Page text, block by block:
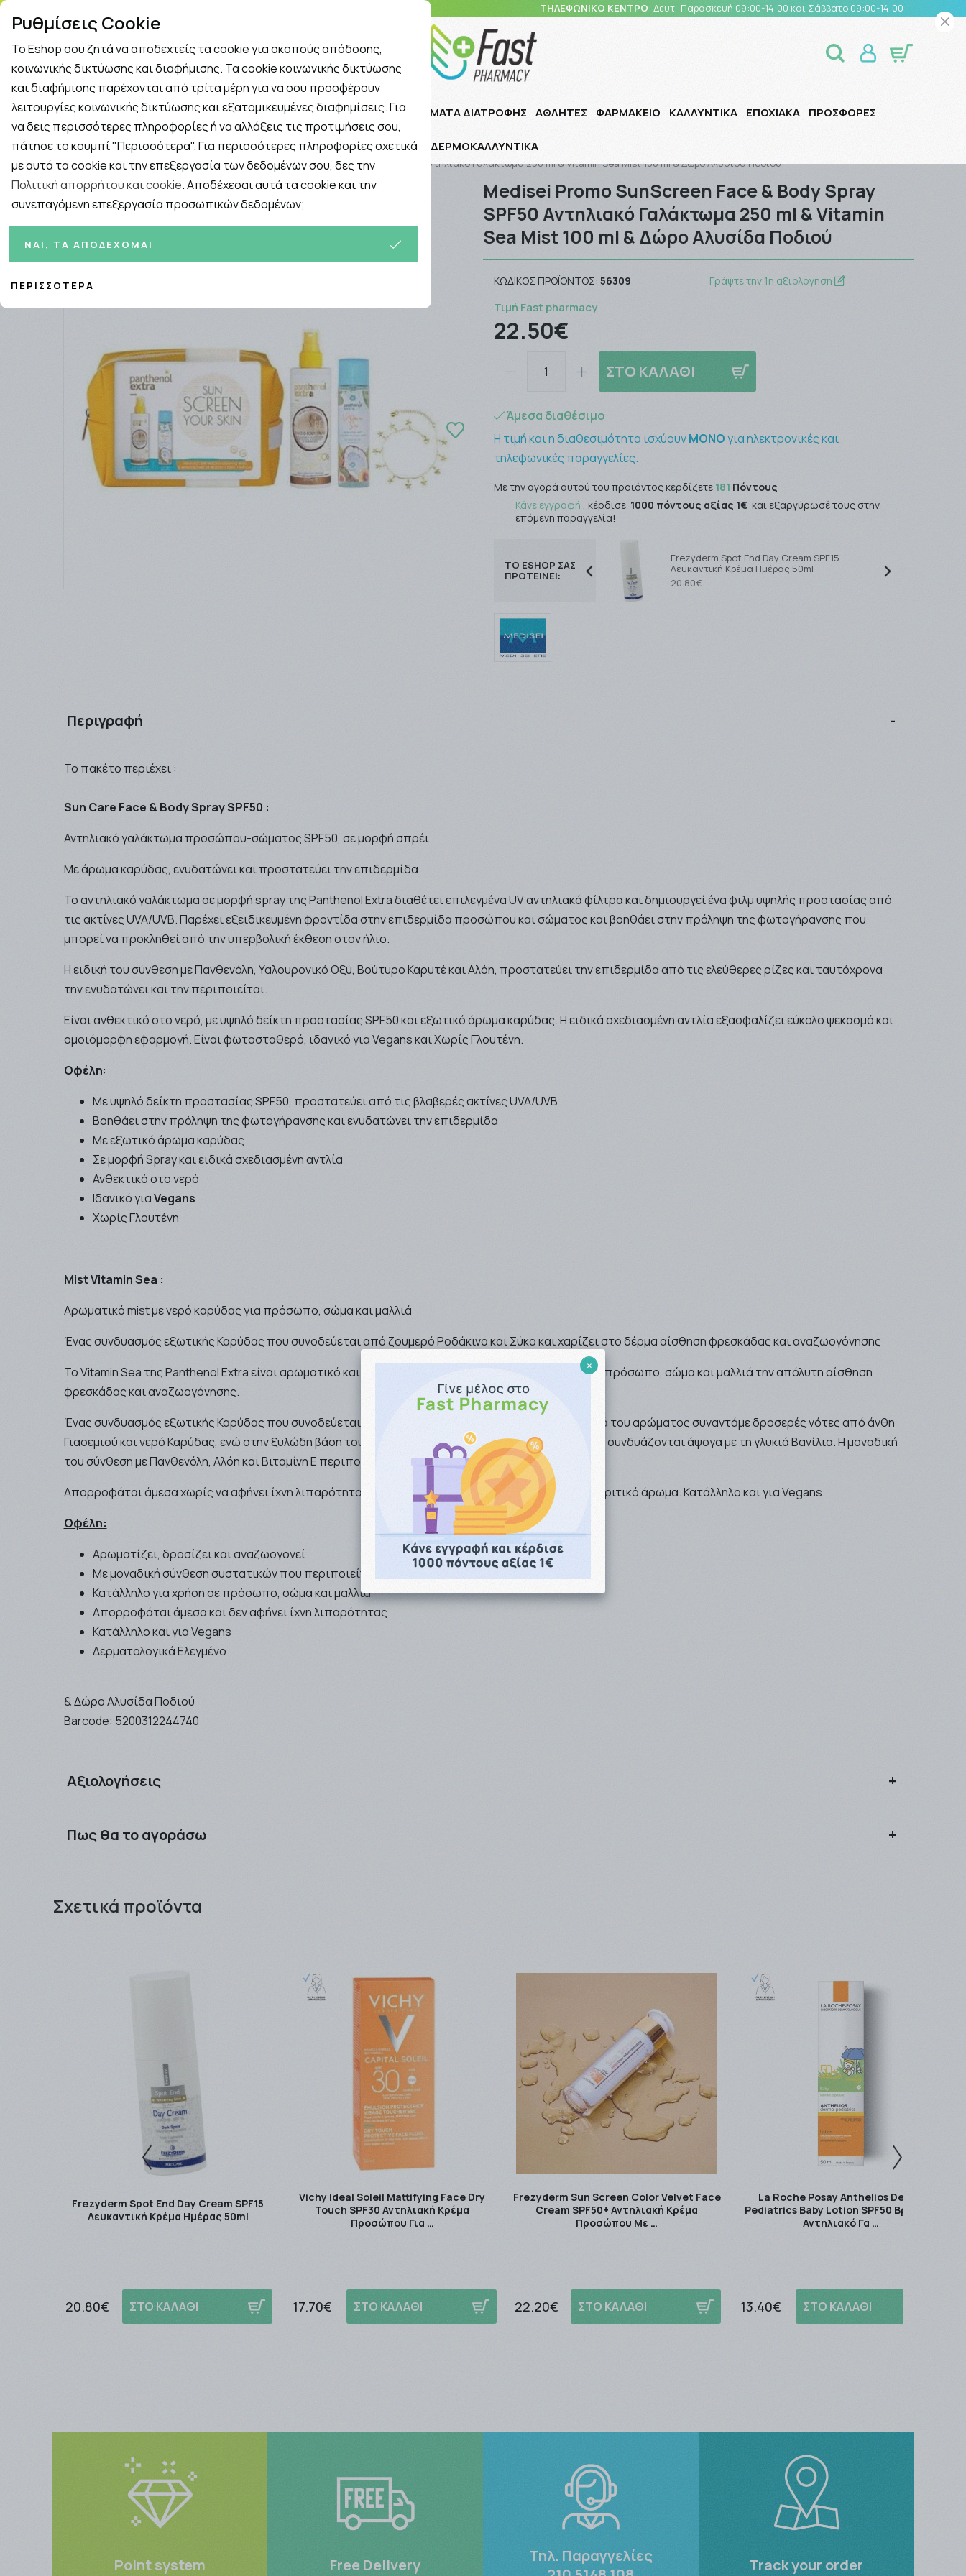
ΤΗΛΕΦΩΝΙΚΟ ΚΕΝΤΡΟ: Δευτ.-Παρασκευή 09:00-14:00 και Σάββατο 09:00-14:00
Rapid Test Γρίπη - Κρυολόγημα
Εταιρείες ΓΥΝΑΙΚΑ ΑΝΔΡΑΣ ΜΗΤΕΡΑ ΚΑΙ ΠΑΙΔΙ ΣΥΜΠΛΗΡΩΜΑΤΑ ΔΙΑΤΡΟΦΗΣ ΑΘΛΗΤΕΣ ΦΑΡΜΑΚΕΙΟ ΚΑΛΛΥΝΤΙΚΑ ΕΠΟΧΙΑΚΑ ΠΡΟΣΦΟΡΕΣ
ΔΕΡΜΟΚΑΛΛΥΝΤΙΚΑ
Αρχική / Εταιρίες / Medisei /Medisei Promo SunScreen Face & Body Spray SPF50 Αντηλιακό Γαλάκτωμα 250 ml & Vitamin Sea Μist 100 ml & Δώρο Αλυσίδα Ποδιού
Medisei Promo SunScreen Face & Body Spray
SPF50 Αντηλιακό Γαλάκτωμα 250 ml & Vitamin
Sea Μist 100 ml & Δώρο Αλυσίδα Ποδιού
ΚΩΔΙΚΌΣ ΠΡΟΪΌΝΤΟΣ: 56309 Γράψτε την 1η αξιολόγηση
Τιμή Fast pharmacy
22.50€
ΣΤΟ ΚΑΛΑΘΙ
Άμεσα διαθέσιμο
Η τιμή και η διαθεσιμότητα ισχύουνΜΟΝΟγια ηλεκτρονικές και
τηλεφωνικές παραγγελίες.
Με την αγορά αυτού του προϊόντος κερδίζετε 181 Πόντους
Κάνε εγγραφή , κέρδισε 1000 πόντους αξίας 1€ και εξαργύρωσέ τους στην
επόμενη παραγγελία!
ΤΟ ESHOP ΣΑΣ
ΠΡΟΤΕΙΝΕΙ:
Frezyderm Spot End Day Cream SPF15
Λευκαντική Κρέμα Ημέρας 50ml
20.80€
Περιγραφή
Το πακέτο περιέχει :
Sun Care Face & Body Spray SPF50 :
Αντηλιακό γαλάκτωμα προσώπου-σώματος SPF50, σε μορφή σπρέι
Με άρωμα καρύδας, ενυδατώνει και προστατεύει την επιδερμίδα
Το αντηλιακό γαλάκτωμα σε μορφή spray της Panthenol Extra διαθέτει επιλεγμένα UV αντηλιακά φίλτρα και δημιουργεί ένα φιλμ υψηλής προστασίας από
τις ακτίνες UVA/UVB. Παρέχει εξειδικευμένη φροντίδα στην επιδερμίδα προσώπου και σώματος και βοηθάει στην πρόληψη της φωτογήρανσης που
μπορεί να προκληθεί από την υπερβολική έκθεση στον ήλιο.
Η ειδική του σύνθεση με Πανθενόλη, Υαλουρονικό Οξύ, Βούτυρο Καρυτέ και Αλόη, προστατεύει την επιδερμίδα από τις ελεύθερες ρίζες και ταυτόχρονα
την ενυδατώνει και την περιποιείται.
Είναι ανθεκτικό στο νερό, με υψηλό δείκτη προστασίας SPF50 και εξωτικό άρωμα καρύδας. Η ειδικά σχεδιασμένη αντλία εξασφαλίζει εύκολο ψεκασμό και
ομοιόμορφη εφαρμογή. Είναι φωτοσταθερό, ιδανικό για Vegans και Χωρίς Γλουτένη.
Οφέλη:
Με υψηλό δείκτη προστασίας SPF50, προστατεύει από τις βλαβερές ακτίνες UVA/UVB
Βοηθάει στην πρόληψη της φωτογήρανσης και ενυδατώνει την επιδερμίδα
Με εξωτικό άρωμα καρύδας
Σε μορφή Spray και ειδικά σχεδιασμένη αντλία
Ανθεκτικό στο νερό
Ιδανικό γιαVegans
Χωρίς Γλουτένη
Mist Vitamin Sea :
Αρωματικό mist με νερό καρύδας για πρόσωπο, σώμα και μαλλιά
Ένας συνδυασμός εξωτικής Καρύδας που συνοδεύεται από ζουμερό Ροδάκινο και Σύκο και χαρίζει στο δέρμα αίσθηση φρεσκάδας και αναζωογόνησης
Το Vitamin Sea της Panthenol Extra είναι αρωματικό και ταυτόχρονα δροσιστικό mist που χαρίζει σε πρόσωπο, σώμα και μαλλιά την απόλυτη αίσθηση
φρεσκάδας και αναζωογόνησης.
Ένας συνδυασμός εξωτικής Καρύδας που συνοδεύεται από ζουμερό Ροδάκινο και Σύκο. Στην καρδιά του αρώματος συναντάμε δροσερές νότες από άνθη
Γιασεμιού και νερό Καρύδας, ενώ στην ξυλώδη βάση του Σανδαλόξυλο και βελούδινο Κεδρόξυλο, που συνδυάζονται άψογα με τη γλυκιά Βανίλια. Η μοναδική
του σύνθεση με Πανθενόλη, Αλόη και Βιταμίνη Ε περιποιείται την επιδερμίδα και τα μαλλιά.
Απορροφάται άμεσα χωρίς να αφήνει ίχνη λιπαρότητας ενώ χαρίζει απαλότητα στο δέρμα και διακριτικό άρωμα. Κατάλληλο και για Vegans.
Οφέλη:
Αρωματίζει, δροσίζει και αναζωογονεί
Με μοναδική σύνθεση συστατικών που περιποιείται το δέρμα
Κατάλληλο για χρήση σε πρόσωπο, σώμα και μαλλιά
Απορροφάται άμεσα και δεν αφήνει ίχνη λιπαρότητας
Κατάλληλο και για Vegans
Δερματολογικά Ελεγμένο
& Δώρο Αλυσίδα Ποδιού
Barcode: 5200312244740
Αξιολογήσεις
Πως θα το αγοράσω
Τα προϊόντα μπορείτε να τα παραλάβετε είτε από το Φαρμακείο (αυθημερόν ή την επομένη εργάσιμη), είτε να σας αποσταλλούν από την
Η παράδοση των προϊόντων γίνεται συνήθως σε 1 - 3 εργάσιμες μέρες για αποστολές εντός Αττικής, ενώ για απομακρυσμένες περιοχές ο χρόνος
παράδοσης μπορεί να φτάσει τις 4- 5 εργάσιμες.
49,00 € ανεξαρτήτως βάρους με την BOX NOW.
49,00 € και έως 2kg με την ACS Courier.
Τα μη άμεσα διαθέσιμα προϊόντα αποστέλλονται μόλις καταστούν διαθέσιμα.
Για περισσότερες σχετικές πληροφορίες πατήστε εδώΤρόποι Αποστολής.
Σχετικά προϊόντα
Frezyderm Spot End Day Cream SPF15
Λευκαντική Κρέμα Ημέρας 50ml
20.80€ ΣΤΟ ΚΑΛΑΘΙ
Vichy Ideal Soleil Mattifying Face Dry
Touch SPF30 Αντηλιακή Κρέμα
Προσώπου Για …
17.70€ ΣΤΟ ΚΑΛΑΘΙ
Frezyderm Sun Screen Color Velvet Face
Cream SPF50+ Αντηλιακή Κρέμα
Προσώπου Με …
22.20€ ΣΤΟ ΚΑΛΑΘΙ
La Roche Posay Anthelios Dermo
Pediatrics Baby Lotion SPF50 Βρεφικό
Αντηλιακό Γα …
13.40€ ΣΤΟ ΚΑΛΑΘΙ
Point system Free Delivery
Τηλ. Παραγγελίες
Track your order
×
Ρυθμίσεις Cookie
Το Eshop σου ζητά να αποδεχτείς τα cookie για σκοπούς απόδοσης,
κοινωνικής δικτύωσης και διαφήμισης. Τα cookie κοινωνικής δικτύωσης
και διαφήμισης παρέχονται από τρίτα μέρη για να σου προσφέρουν
λειτουργίες κοινωνικής δικτύωσης και εξατομικευμένες διαφημίσεις. Για
να δεις περισσότερες πληροφορίες ή να αλλάξεις τις προτιμήσεις σου,
πάτησε το κουμπί "Περισσότερα". Για περισσότερες πληροφορίες σχετικά
με αυτά τα cookie και την επεξεργασία των δεδομένων σου, δες την
Πολιτική απορρήτου και cookie. Αποδέχεσαι αυτά τα cookie και την
συνεπαγόμενη επεξεργασία προσωπικών δεδομένων;
ΝΑΙ, ΤΑ ΑΠΟΔΈΧΟΜΑΙ
ΠΕΡΙΣΣΌΤΕΡΑ